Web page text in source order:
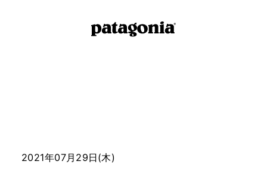
2021年07月29日(木)